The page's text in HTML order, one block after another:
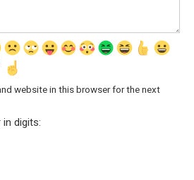
website in this browser for the next
digits: